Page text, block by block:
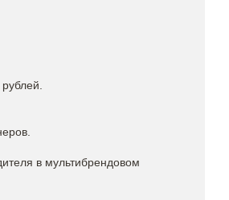
в мультибрендовом